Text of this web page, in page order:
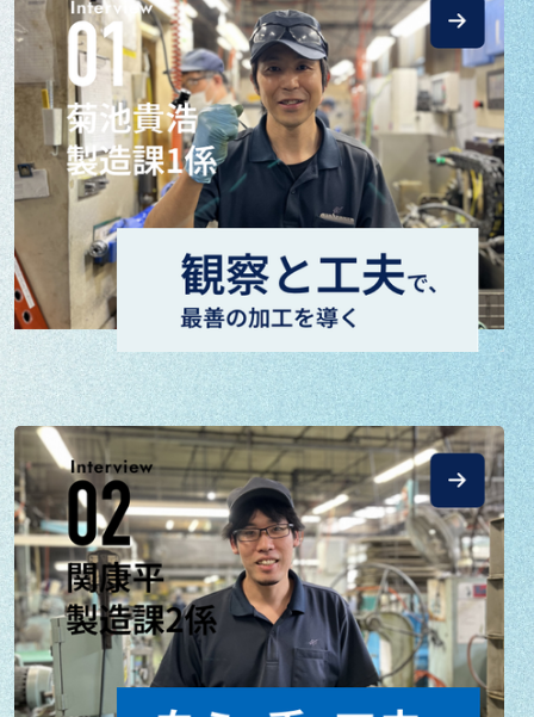
業
な
ど
7
名
の
本
音